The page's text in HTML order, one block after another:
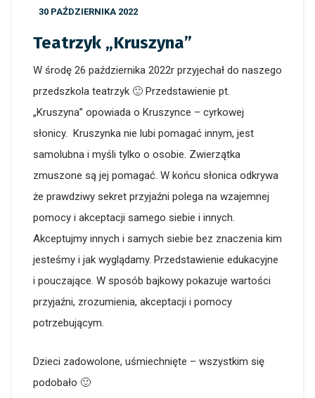
30 PAŹDZIERNIKA 2022
Teatrzyk „Kruszyna”
W środę 26 października 2022r przyjechał do naszego
przedszkola teatrzyk 🙂 Przedstawienie pt.
„Kruszyna” opowiada o Kruszynce – cyrkowej
słonicy. Kruszynka nie lubi pomagać innym, jest
samolubna i myśli tylko o osobie. Zwierzątka
zmuszone są jej pomagać. W końcu słonica odkrywa
że prawdziwy sekret przyjaźni polega na wzajemnej
pomocy i akceptacji samego siebie i innych.
Akceptujmy innych i samych siebie bez znaczenia kim
jesteśmy i jak wyglądamy. Przedstawienie edukacyjne
i pouczające. W sposób bajkowy pokazuje wartości
przyjaźni, zrozumienia, akceptacji i pomocy
potrzebującym.
Dzieci zadowolone, uśmiechnięte – wszystkim się
podobało 🙂